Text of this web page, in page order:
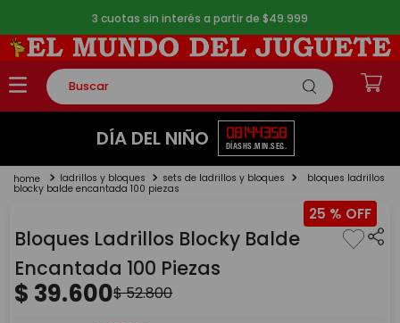
3 cuotas sin interés a partir de $49.999
Buscar
TÉRMINOS MÁS BUSCADOS
2.
lego
4.
monopatin
5. toy story
DÍA DEL NIÑO 08
DÍAS
14
HS.
43
MIN.
57
SEG.
ladrillos y bloques sets de ladrillos y bloques bloques ladrillos
blocky balde encantada 100 piezas
25 %
Bloques Ladrillos Blocky Balde
Encantada 100 Piezas
$ 39.600$52.800